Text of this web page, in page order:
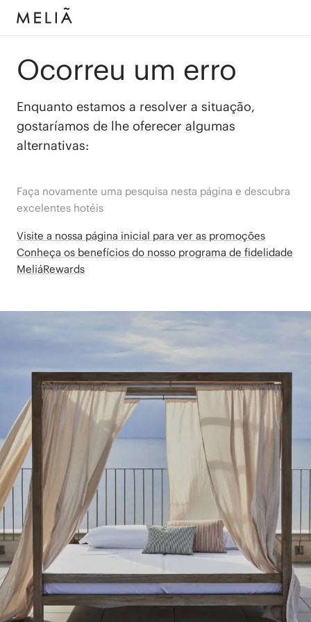
Ocorreu um erro
Enquanto estamos a resolver a situação,
gostaríamos de lhe oferecer algumas
alternativas:
Faça novamente uma pesquisa nesta página e descubra
excelentes hotéis
Visite a nossa página inicial para ver as promoções
Conheça os benefícios do nosso programa de fidelidade
MeliáRewards